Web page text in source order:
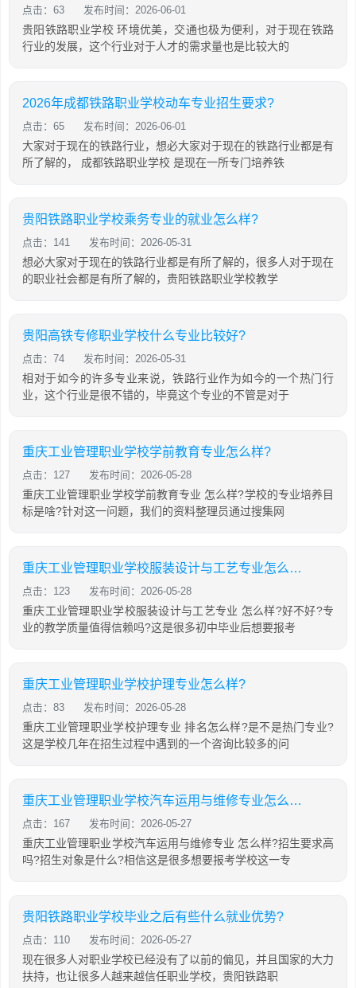
点击：63 发布时间：2026-06-01
贵阳铁路职业学校 环境优美，交通也极为便利，对于现在铁路
行业的发展，这个行业对于人才的需求量也是比较大的
2026年成都铁路职业学校动车专业招生要求?
点击：65 发布时间：2026-06-01
大家对于现在的铁路行业，想必大家对于现在的铁路行业都是有
所了解的， 成都铁路职业学校 是现在一所专门培养铁
贵阳铁路职业学校乘务专业的就业怎么样?
点击：141 发布时间：2026-05-31
想必大家对于现在的铁路行业都是有所了解的，很多人对于现在
的职业社会都是有所了解的，贵阳铁路职业学校教学
贵阳高铁专修职业学校什么专业比较好?
点击：74 发布时间：2026-05-31
相对于如今的许多专业来说，铁路行业作为如今的一个热门行
业，这个行业是很不错的，毕竟这个专业的不管是对于
重庆工业管理职业学校学前教育专业怎么样?
点击：127 发布时间：2026-05-28
重庆工业管理职业学校学前教育专业 怎么样?学校的专业培养目
标是啥?针对这一问题，我们的资料整理员通过搜集网
重庆工业管理职业学校服装设计与工艺专业怎么样?
点击：123 发布时间：2026-05-28
重庆工业管理职业学校服装设计与工艺专业 怎么样?好不好?专
业的教学质量值得信赖吗?这是很多初中毕业后想要报考
重庆工业管理职业学校护理专业怎么样?
点击：83 发布时间：2026-05-28
重庆工业管理职业学校护理专业 排名怎么样?是不是热门专业?
这是学校几年在招生过程中遇到的一个咨询比较多的问
重庆工业管理职业学校汽车运用与维修专业怎么样?
点击：167 发布时间：2026-05-27
重庆工业管理职业学校汽车运用与维修专业 怎么样?招生要求高
吗?招生对象是什么?相信这是很多想要报考学校这一专
贵阳铁路职业学校毕业之后有些什么就业优势?
点击：110 发布时间：2026-05-27
现在很多人对职业学校已经没有了以前的偏见，并且国家的大力
扶持，也让很多人越来越信任职业学校，贵阳铁路职